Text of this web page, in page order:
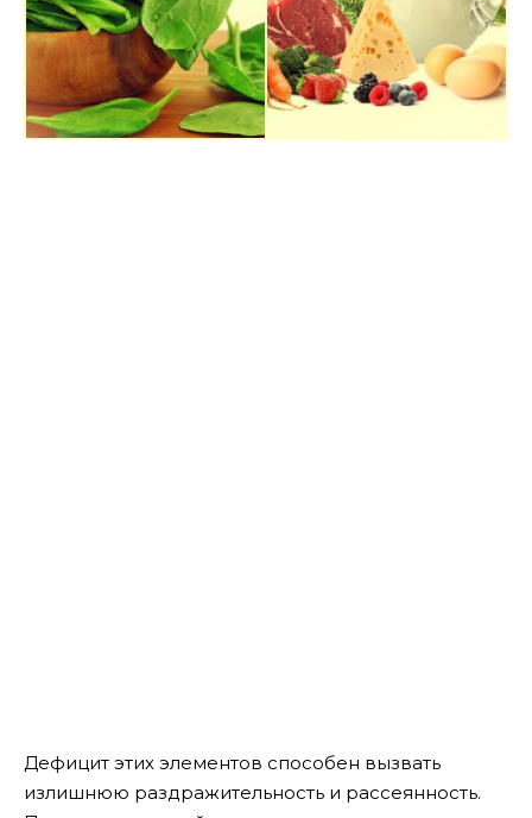
Дефицит этих элементов способен вызвать
излишнюю раздражительность и рассеянность.